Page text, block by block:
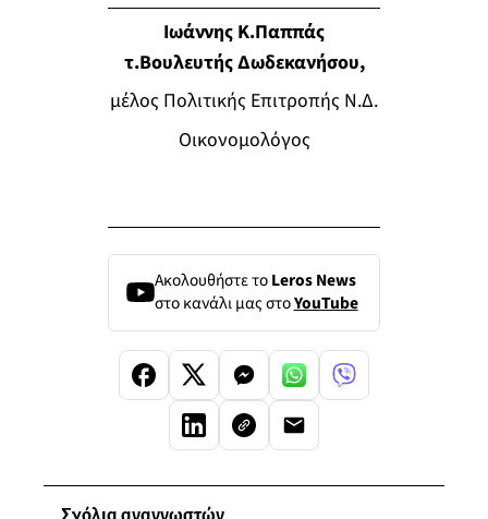
Ιωάννης Κ.Παππάς
τ.Βουλευτής Δωδεκανήσου,
μέλος Πολιτικής Επιτροπής Ν.Δ.
Οικονομολόγος
Ακολουθήστε τοLeros News
στο κανάλι μας στοYouTube